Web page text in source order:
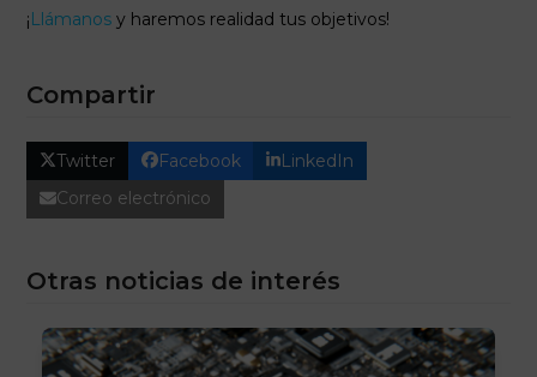
¡Llámanos y haremos realidad tus objetivos!
Compartir
Twitter Facebook
LinkedIn
Correo electrónico
Otras noticias de interés